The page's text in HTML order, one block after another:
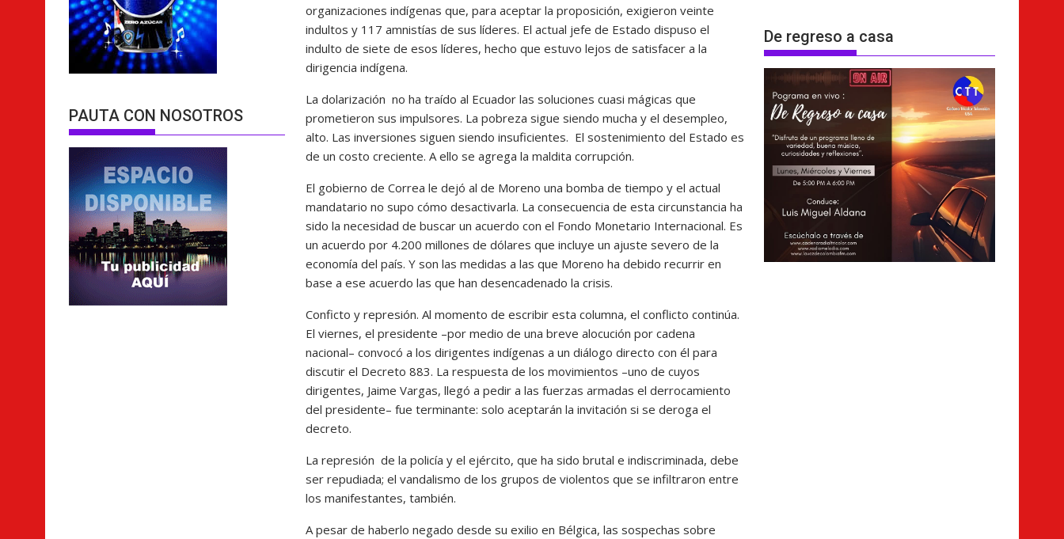
organizaciones indígenas que, para aceptar la proposición, exigieron veinte
indultos y 117 amnistías de sus líderes. El actual jefe de Estado dispuso el
indulto de siete de esos líderes, hecho que estuvo lejos de satisfacer a la
dirigencia indígena.
La dolarización no ha traído al Ecuador las soluciones cuasi mágicas que
prometieron sus impulsores. La pobreza sigue siendo mucha y el desempleo,
alto. Las inversiones siguen siendo insuficientes. El sostenimiento del Estado es
de un costo creciente. A ello se agrega la maldita corrupción.
El gobierno de Correa le dejó al de Moreno una bomba de tiempo y el actual
mandatario no supo cómo desactivarla. La consecuencia de esta circunstancia ha
sido la necesidad de buscar un acuerdo con el Fondo Monetario Internacional. Es
un acuerdo por 4.200 millones de dólares que incluye un ajuste severo de la
economía del país. Y son las medidas a las que Moreno ha debido recurrir en
base a ese acuerdo las que han desencadenado la crisis.
Conficto y represión. Al momento de escribir esta columna, el conflicto continúa.
El viernes, el presidente –por medio de una breve alocución por cadena
nacional– convocó a los dirigentes indígenas a un diálogo directo con él para
discutir el Decreto 883. La respuesta de los movimientos –uno de cuyos
dirigentes, Jaime Vargas, llegó a pedir a las fuerzas armadas el derrocamiento
del presidente– fue terminante: solo aceptarán la invitación si se deroga el
decreto.
La represión de la policía y el ejército, que ha sido brutal e indiscriminada, debe
ser repudiada; el vandalismo de los grupos de violentos que se infiltraron entre
los manifestantes, también.
A pesar de haberlo negado desde su exilio en Bélgica, las sospechas sobre
PAUTA CON NOSOTROS
De regreso a casa